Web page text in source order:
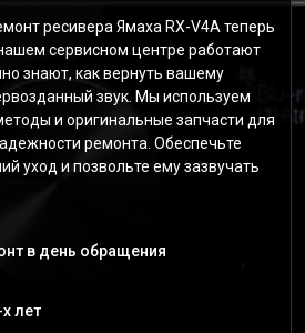
ресивера Ямаха RX-V4A теперь
сервисном центре работают
знают, как вернуть вашему
звук. Мы используем
и оригинальные запчасти для
ремонта. Обеспечьте
уход и позвольте ему зазвучать
в день обращения
лет